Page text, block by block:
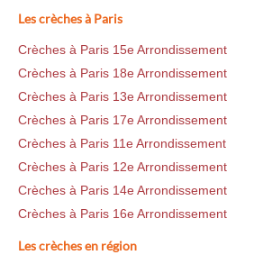
Les crèches à Paris
Crèches à Paris 15e Arrondissement
Crèches à Paris 18e Arrondissement
Crèches à Paris 13e Arrondissement
Crèches à Paris 17e Arrondissement
Crèches à Paris 11e Arrondissement
Crèches à Paris 12e Arrondissement
Crèches à Paris 14e Arrondissement
Crèches à Paris 16e Arrondissement
Les crèches en région